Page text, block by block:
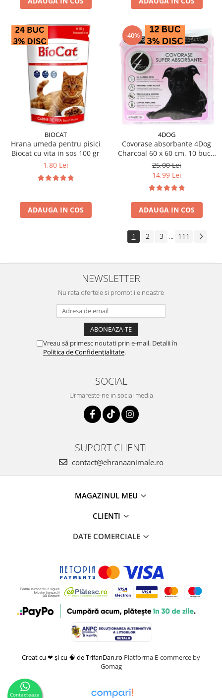
BIOCAT
Hrana umeda pentru pisici
Biocat cu vita in sos 100 gr
1,80 Lei
ADAUGA IN COS
-40%
4DOG
Covorase absorbante 4Dog
Charcoal 60 x 60 cm, 10 buc /
pachet
25,00 Lei
14,99 Lei
ADAUGA IN COS
1 2 3 ... 111
NEWSLETTER
Nu rata ofertele si promotiile noastre
Vreau să primesc noutati prin e-mail. Detalii în
Politica de Confidențialitate.
SOCIAL
Urmareste-ne in social media
SUPORT CLIENTI
contact@ehranaanimale.ro
MAGAZINUL MEU
CLIENTI
DATE COMERCIALE
Creat cu ❤ și cu 🧠 de TrifanDan.ro Platforma E-commerce by
Gomag
Contacteaza